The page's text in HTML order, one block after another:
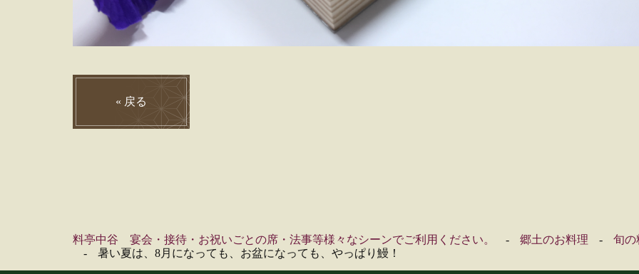
« 戻る
料亭中谷 宴会・接待・お祝いごとの席・法事等様々なシーンでご利用ください。 郷土のお料理
旬の
暑い夏は、8月になっても、お盆になっても、やっぱり鰻！